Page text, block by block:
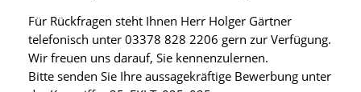
Für Rückfragen steht Ihnen Herr Holger Gärtner
telefonisch unter 03378 828 2206 gern zur Verfügung.
Wir freuen uns darauf, Sie kennenzulernen.
Bitte senden Sie Ihre aussagekräftige Bewerbung unter